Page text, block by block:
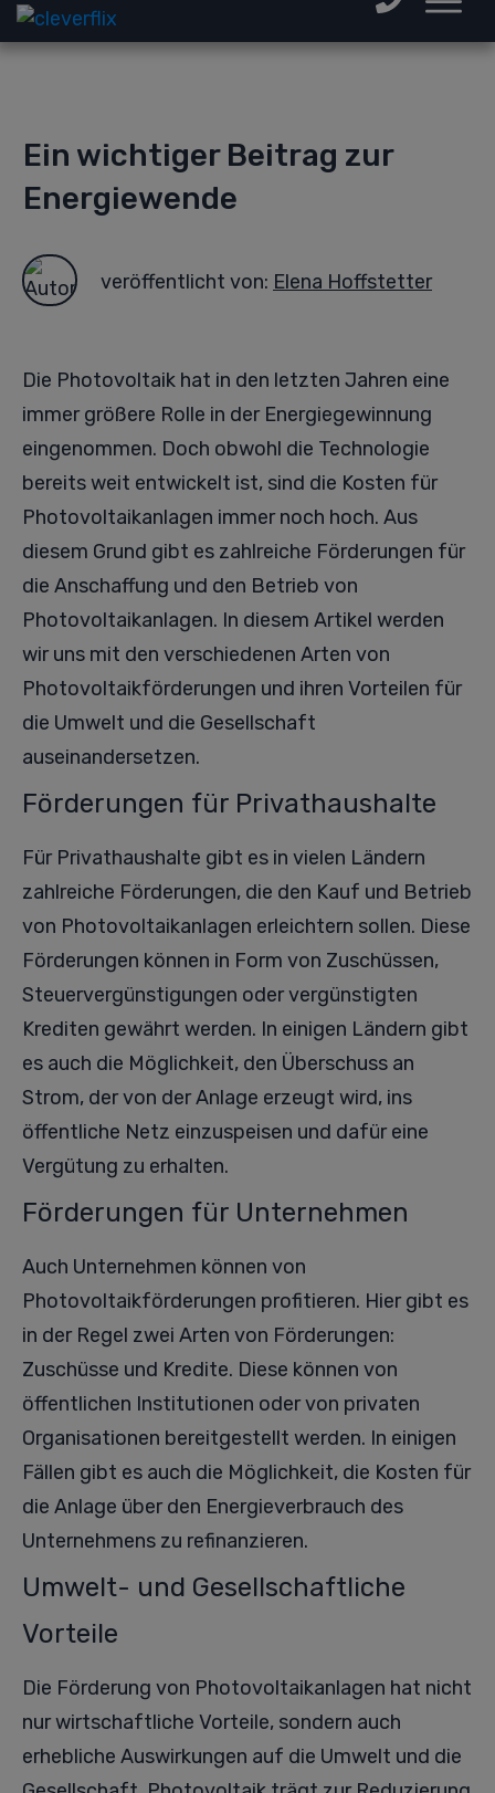
Ein wichtiger Beitrag zur
Energiewende
veröffentlicht von: Elena Hoffstetter
Die Photovoltaik hat in den letzten Jahren eine
immer größere Rolle in der Energiegewinnung
eingenommen. Doch obwohl die Technologie
bereits weit entwickelt ist, sind die Kosten für
Photovoltaikanlagen immer noch hoch. Aus
diesem Grund gibt es zahlreiche Förderungen für
die Anschaffung und den Betrieb von
Photovoltaikanlagen. In diesem Artikel werden
wir uns mit den verschiedenen Arten von
Photovoltaikförderungen und ihren Vorteilen für
die Umwelt und die Gesellschaft
auseinandersetzen.
Förderungen für Privathaushalte
Für Privathaushalte gibt es in vielen Ländern
zahlreiche Förderungen, die den Kauf und Betrieb
von Photovoltaikanlagen erleichtern sollen. Diese
Förderungen können in Form von Zuschüssen,
Steuervergünstigungen oder vergünstigten
Krediten gewährt werden. In einigen Ländern gibt
es auch die Möglichkeit, den Überschuss an
Strom, der von der Anlage erzeugt wird, ins
öffentliche Netz einzuspeisen und dafür eine
Vergütung zu erhalten.
Förderungen für Unternehmen
Auch Unternehmen können von
Photovoltaikförderungen profitieren. Hier gibt es
in der Regel zwei Arten von Förderungen:
Zuschüsse und Kredite. Diese können von
öffentlichen Institutionen oder von privaten
Organisationen bereitgestellt werden. In einigen
Fällen gibt es auch die Möglichkeit, die Kosten für
die Anlage über den Energieverbrauch des
Unternehmens zu refinanzieren.
Umwelt- und Gesellschaftliche
Vorteile
Die Förderung von Photovoltaikanlagen hat nicht
nur wirtschaftliche Vorteile, sondern auch
erhebliche Auswirkungen auf die Umwelt und die